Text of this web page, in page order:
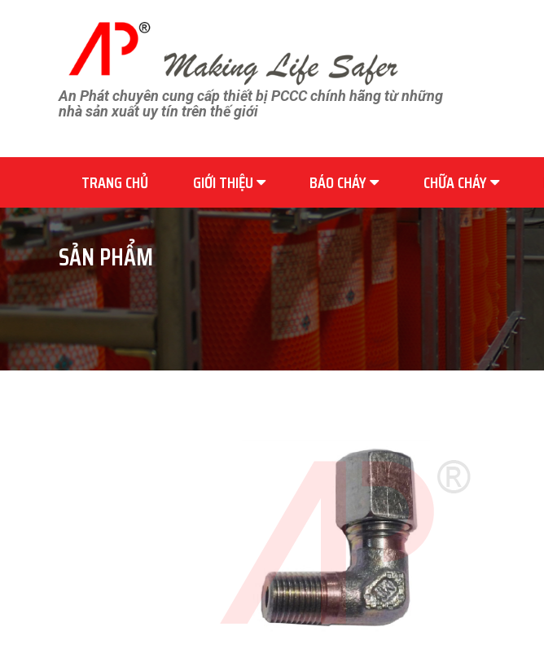
An Phát chuyên cung cấp thiết bị PCCC chính hãng từ những
nhà sản xuất uy tín trên thế giới
TRANG CHỦ GIỚI THIỆU BÁO CHÁY CHỮA CHÁY
SẢN PHẨM